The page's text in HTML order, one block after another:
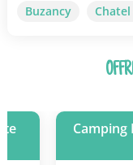
Buzancy
Camping